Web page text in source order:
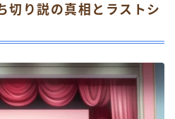
切り説の真相とラストシ